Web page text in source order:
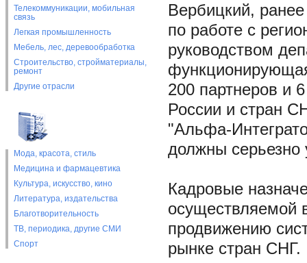
Телекоммуникации, мобильная
связь
Легкая промышленность
Мебель, лес, деревообработка
Строительство, стройматериалы,
ремонт
Другие отрасли
Мода, красота, стиль
Медицина и фармацевтика
Культура, искусство, кино
Литература, издательства
Благотворительность
ТВ, периодика, другие СМИ
Спорт
Вербицкий,
по работе с
руководством
200 партнеров и
России и стран
"Альфа-
должны серьезно
Кадровые
осуществляемой
продвижению
рынке стран СНГ.